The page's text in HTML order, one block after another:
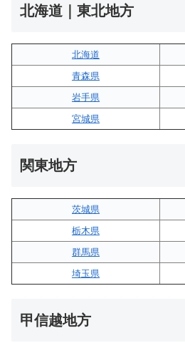
北海道｜東北地方
北海道
青森県
岩手県
宮城県
関東地方
茨城県
栃木県
群馬県
埼玉県
甲信越地方